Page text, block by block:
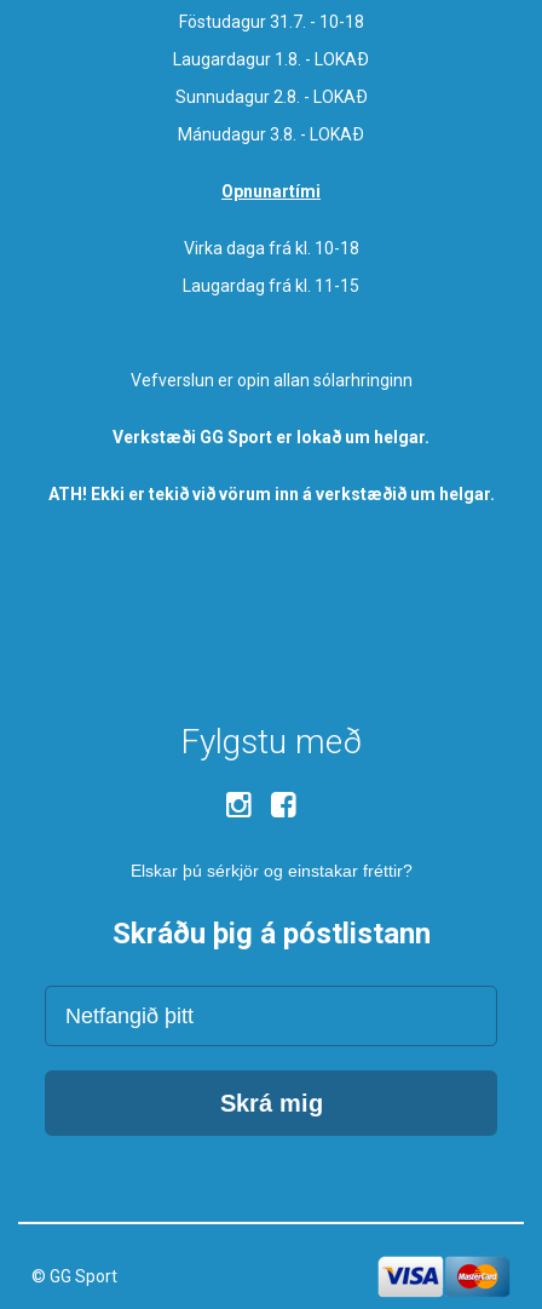
Föstudagur 31.7. - 10-18
Laugardagur 1.8. - LOKAÐ
Sunnudagur 2.8. - LOKAÐ
Mánudagur 3.8. - LOKAÐ
Opnunartími
Virka daga frá kl. 10-18
Laugardag frá kl. 11-15
Vefverslun er opin allan sólarhringinn
Verkstæði GG Sport er lokað um helgar.
ATH! Ekki er tekið við vörum inn á verkstæðið um helgar.
Fylgstu með
Elskar þú sérkjör og einstakar fréttir?
Skráðu þig á póstlistann
Netfang
Skrá mig
© GG Sport